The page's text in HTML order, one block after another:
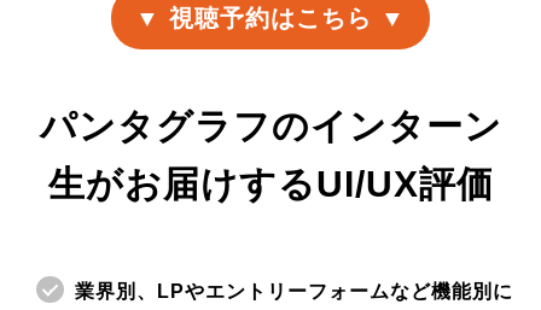
▼ 視聴予約はこちら ▼
パンタグラフのインターン
生がお届けするUI/UX評価
業界別、LPやエントリーフォームなど機能別に